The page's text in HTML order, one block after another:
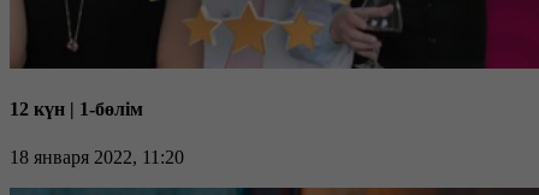
12 күн | 1-бөлім
18 января 2022, 11:20